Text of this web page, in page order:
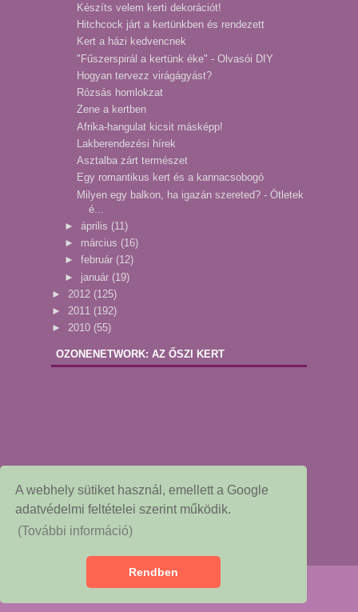
A webhely sütiket használ, emellett a Google
adatvédelmi feltételei szerint működik.
(További információ)
Rendben
Készíts velem kerti dekorációt!
Hitchcock járt a kertünkben és rendezett
Kert a házi kedvencnek
"Fűszerspirál a kertünk éke" - Olvasói DIY
Hogyan tervezz virágágyást?
Rózsás homlokzat
Zene a kertben
Afrika-hangulat kicsit másképp!
Lakberendezési hírek
Asztalba zárt természet
Egy romantikus kert és a kannacsobogó
Milyen egy balkon, ha igazán szereted? - Ötletek
é...
► április (11)
► március (16)
► február (12)
► január (19)
► 2012 (125)
► 2011 (192)
► 2010 (55)
OZONENETWORK: AZ ŐSZI KERT
Dekor és Mentha